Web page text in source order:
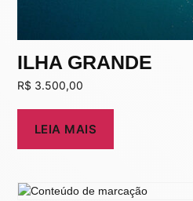
ILHA GRANDE
R$ 3.500,00
LEIA MAIS